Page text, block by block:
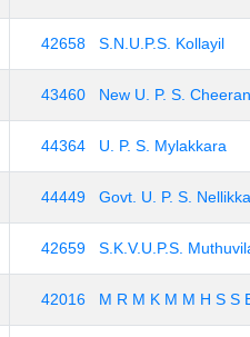
42658 S.N.U.P.S. Kollayil
43460 New U. P. S.
44364 U. P. S. Mylakkara
44449 Govt. U. P. S.
42659 S.K.V.U.P.S.
42016 M R M K M M H S S